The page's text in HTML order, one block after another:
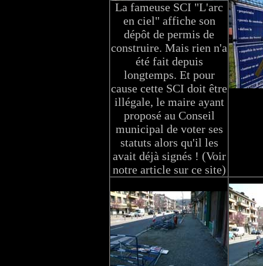
La fameuse SCI "L'arc
en ciel" affiche son
dépôt de permis de
construire. Mais rien n'a
été fait depuis
longtemps. Et pour
cause cette SCI doit être
illégale, le maire ayant
proposé au Conseil
municipal de voter ses
statuts alors qu'il les
avait déjà signés ! (Voir
notre article sur ce site)